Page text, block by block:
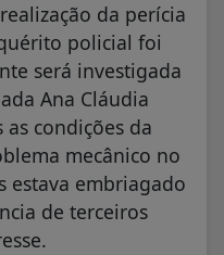
da perícia
policial foi
será investigada
Ana Cláudia
condições da
mecânico no
estava embriagado
de terceiros